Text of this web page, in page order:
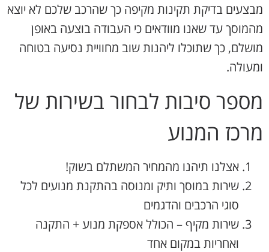
מבצעים בדיקת תקינות מקיפה כך שהרכב שלכם לא יוצא
מהמוסך עד שאנו מוודאים כי העבודה בוצעה באופן
מושלם, כך שתוכלו ליהנות שוב מחוויית נסיעה בטוחה
ומעולה.
מספר סיבות לבחור בשירות של
מרכז המנוע
אצלנו תיהנו מהמחיר המשתלם בשוק!
שירות במוסך ותיק ומנוסה בהתקנת מנועים לכל
סוגי הרכבים והדגמים
שירות מקיף – הכולל אספקת מנוע + התקנה
ואחריות במקום אחד